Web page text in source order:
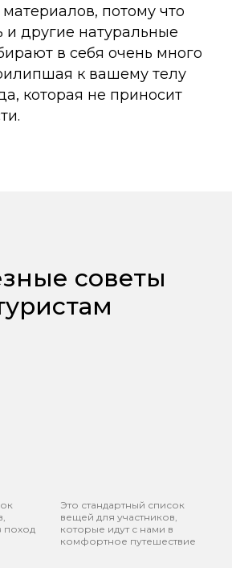
материалов, потому что
и другие натуральные
в себя очень много
к вашему телу
которая не приносит
советы
поход
Это стандартный список
вещей для участников,
которые идут с нами в
комфортное путешествие